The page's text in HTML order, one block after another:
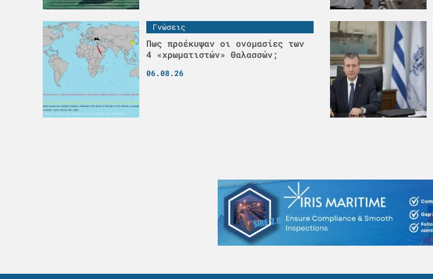
Γνώσεις
Πως προέκυψαν οι ονομασίες των
4 «χρωματιστών» Θαλασσών;
06.08.26